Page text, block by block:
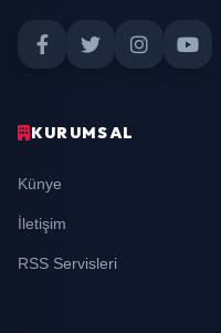
KURUMSAL
Künye
İletişim
RSS Servisleri